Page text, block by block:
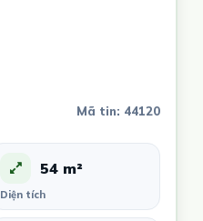
Mã tin: 44120
54 m²
Diện tích